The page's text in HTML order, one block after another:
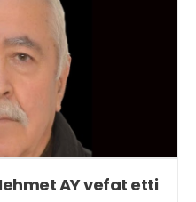
AY vefat etti